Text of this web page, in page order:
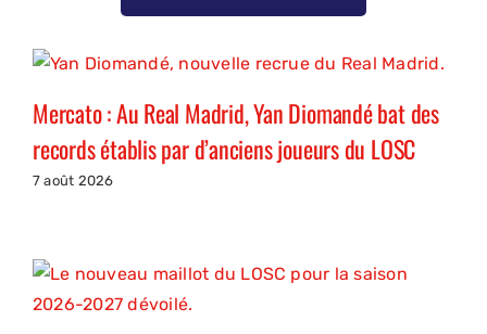
Mercato : Au Real Madrid, Yan Diomandé bat des
records établis par d’anciens joueurs du LOSC
7 août 2026